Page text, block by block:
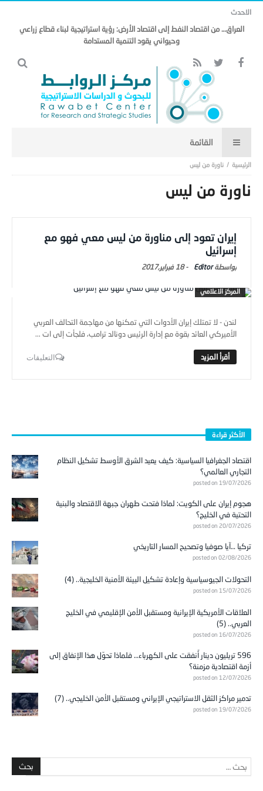
الاحدث
العراق… من اقتصاد النفط إلى اقتصاد الأرض: رؤية استراتيجية لبناء قطاع زراعي
وحيواني يقود التنمية المستدامة
ناورة من ليس
ناورة من ليس
إيران تعود إلى مناورة من ليس معي فهو مع
إسرائيل
Editor
-18 فبراير,2017
المركز الاعلامي
لندن - لا تمتلك إيران الأدوات التي تمكنها من مهاجمة التحالف العربي
الأميركي العائد بقوة مع إدارة الرئيس دونالد ترامب، فلجأت إلى ات ...
التعليقات
الأكثر قراءة
اقتصاد الجغرافيا السياسية: كيف يعيد الشرق الأوسط تشكيل النظام
التجاري العالمي؟
posted on 19/07/2026
هجوم إيران على الكويت: لماذا فتحت طهران جبهة الاقتصاد والبنية
التحتية في الخليج؟
posted on 20/07/2026
تركيا …آيا صوفيا وتصحيح المسار التاريخي
posted on 02/08/2026
التحولات الجيوسياسية وإعادة تشكيل البيئة الأمنية الخليجية.. (4)
posted on 15/07/2026
العلاقات الأمريكية الإيرانية ومستقبل الأمن الإقليمي في الخليج
العربي.. (5)
posted on 16/07/2026
596 تريليون دينار أُنفقت على الكهرباء… فلماذا تحوّل هذا الإنفاق إلى
أزمة اقتصادية مزمنة؟
posted on 12/07/2026
تدمير مراكز الثقل الاستراتيجي الإيراني ومستقبل الأمن الخليجي.. (7)
posted on 19/07/2026